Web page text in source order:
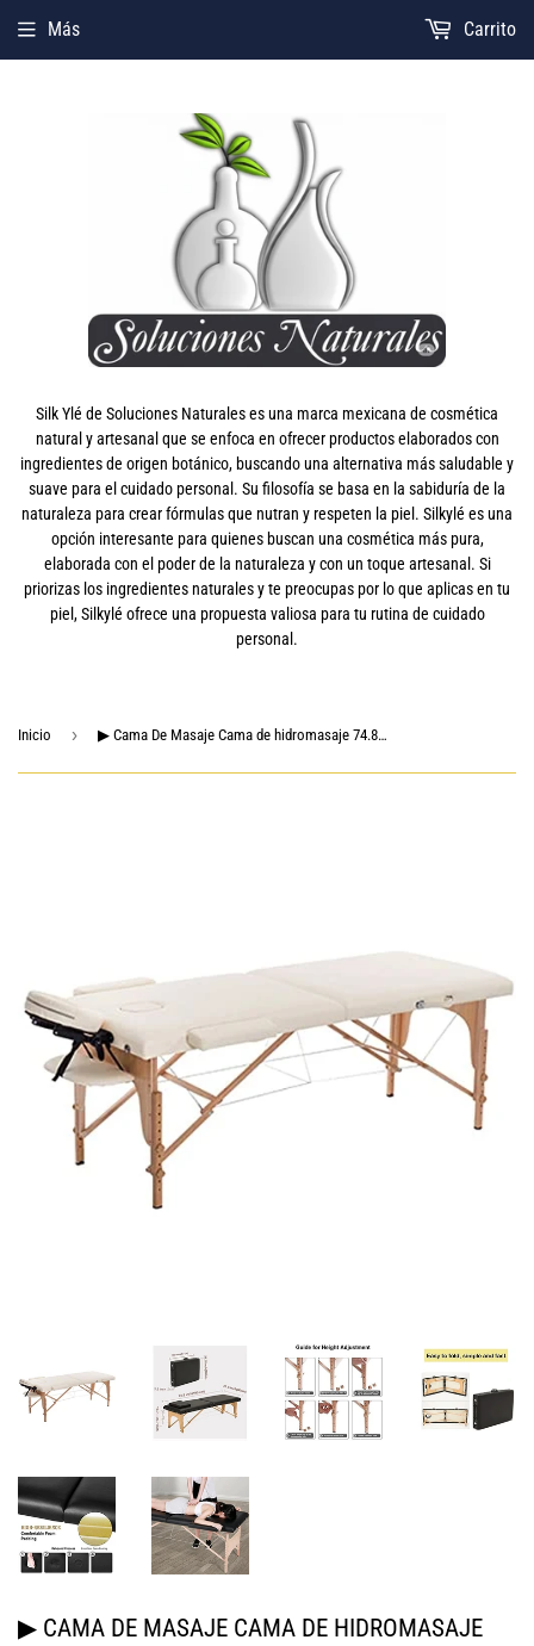
Silk Ylé de Soluciones Naturales es una marca mexicana de cosmética
natural y artesanal que se enfoca en ofrecer productos elaborados con
ingredientes de origen botánico, buscando una alternativa más saludable y
suave para el cuidado personal. Su filosofía se basa en la sabiduría de la
naturaleza para crear fórmulas que nutran y respeten la piel. Silkylé es una
opción interesante para quienes buscan una cosmética más pura,
elaborada con el poder de la naturaleza y con un toque artesanal. Si
priorizas los ingredientes naturales y te preocupas por lo que aplicas en tu
piel, Silkylé ofrece una propuesta valiosa para tu rutina de cuidado
personal.
Más Carrito
Inicio › ▶ Cama De Masaje Cama de hidromasaje 74.8 pulgadas Portátil de largo 2 plegables con la mesa de la caja de la caja de la caja de la caja del salón ajustable de la cama de la cama d
▶ CAMA DE MASAJE CAMA DE HIDROMASAJE